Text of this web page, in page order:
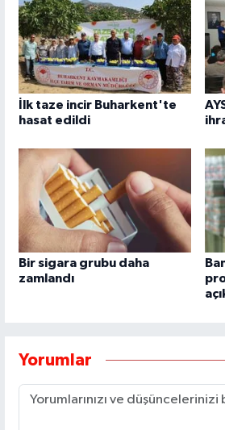
İlk taze incir Buharkent'te
hasat edildi
Bir sigara grubu daha
zamlandı
Yorumlar